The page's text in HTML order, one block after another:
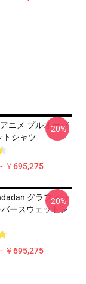
ニメ プルオーバ
トシャツ
￥695,275
-20%
グラフィッ
ースウェットシ
￥695,275
-20%